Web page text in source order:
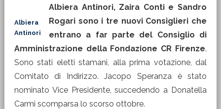
Albiera
Antinori
Albiera Antinori, Zaira Conti e Sandro
Rogari sono i tre nuovi Consiglieri che
entrano a far parte del Consiglio di
Amministrazione della Fondazione CR Firenze.
Sono stati eletti stamani, alla prima votazione, dal
Comitato di Indirizzo. Jacopo Speranza è stato
nominato Vice Presidente, succedendo a Donatella
Carmi scomparsa lo scorso ottobre.